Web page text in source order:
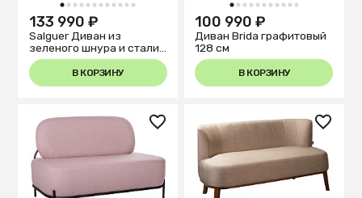
1 2 3 4 5 6 7 8 9 101112
133 990 ₽
Salguer Диван из
зеленого шнура и стали
с коричневой окраской
134 см
В КОРЗИНУ
1 2 3 4 5 6 7 8 9 1011
100 990 ₽
Диван Brida графитовый
128 см
В КОРЗИНУ